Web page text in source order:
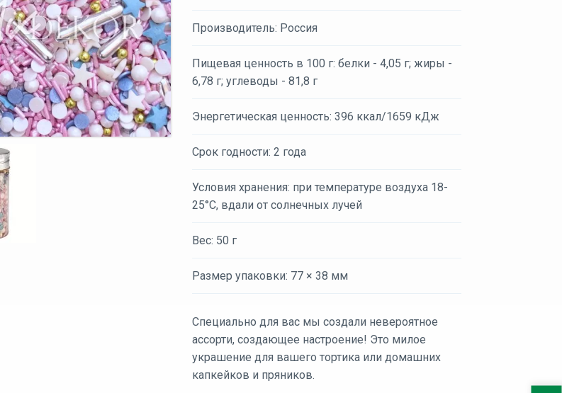
Производитель: Россия
Пищевая ценность в 100 г: белки - 4,05 г; жиры -
6,78 г; углеводы - 81,8 г
Энергетическая ценность: 396 ккал/1659 кДж
Срок годности: 2 года
Условия хранения: при температуре воздуха 18-
25°С, вдали от солнечных лучей
Вес: 50 г
Размер упаковки: 77 × 38 мм
Специально для вас мы создали невероятное
ассорти, создающее настроение! Это милое
украшение для вашего тортика или домашних
капкейков и пряников.